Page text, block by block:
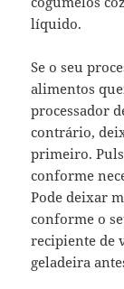
líquido.
Se o seu
alimentos
processador
contrário,
primeiro.
conforme
Pode deixar
conforme o
recipiente de
geladeira